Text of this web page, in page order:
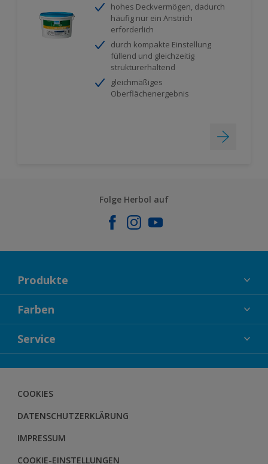
hohes Deckvermögen, dadurch
häufig nur ein Anstrich
erforderlich
durch kompakte Einstellung
füllend und gleichzeitig
strukturerhaltend
gleichmäßiges
Oberflächenergebnis
Folge Herbol auf
Produkte
FASSADENFARBEN
INNENFARBEN
LACKE
BODENSYSTEM
Farben
KOLLEKTIONEN
FARBTRENDS
FARBBERATUNG
Service
HERBOL NACHRICHTEN
HERBOL WERBEMITTELSHOP
SCHULUNGEN
COOKIES
DATENSCHUTZERKLÄRUNG
IMPRESSUM
COOKIE-EINSTELLUNGEN